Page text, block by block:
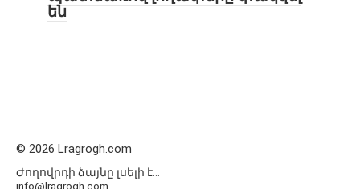
են
© 2026 Lragrogh.com
Ժողովրդի ձայնը լսելի է...
info@lragrogh.com